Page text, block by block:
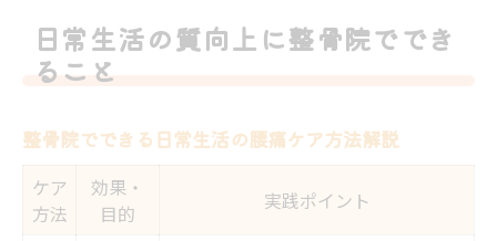
日常生活の質向上に整骨院ででき
ること
整骨院でできる日常生活の腰痛ケア方法解説
ケア
方法
効果・
目的
実践ポイント